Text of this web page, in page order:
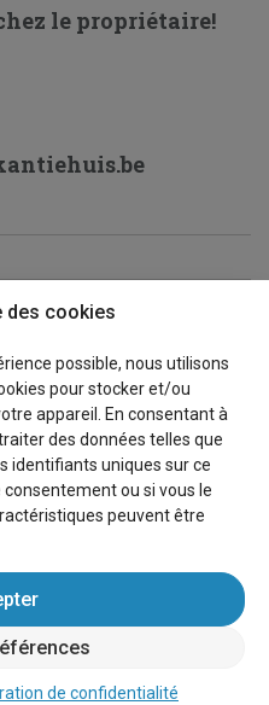
des cookies
possible, nous utilisons
pour stocker et/ou
appareil. En consentant à
des données telles que
identifiants uniques sur ce
ou si vous le
peuvent être
de confidentialité
le propriétaire!